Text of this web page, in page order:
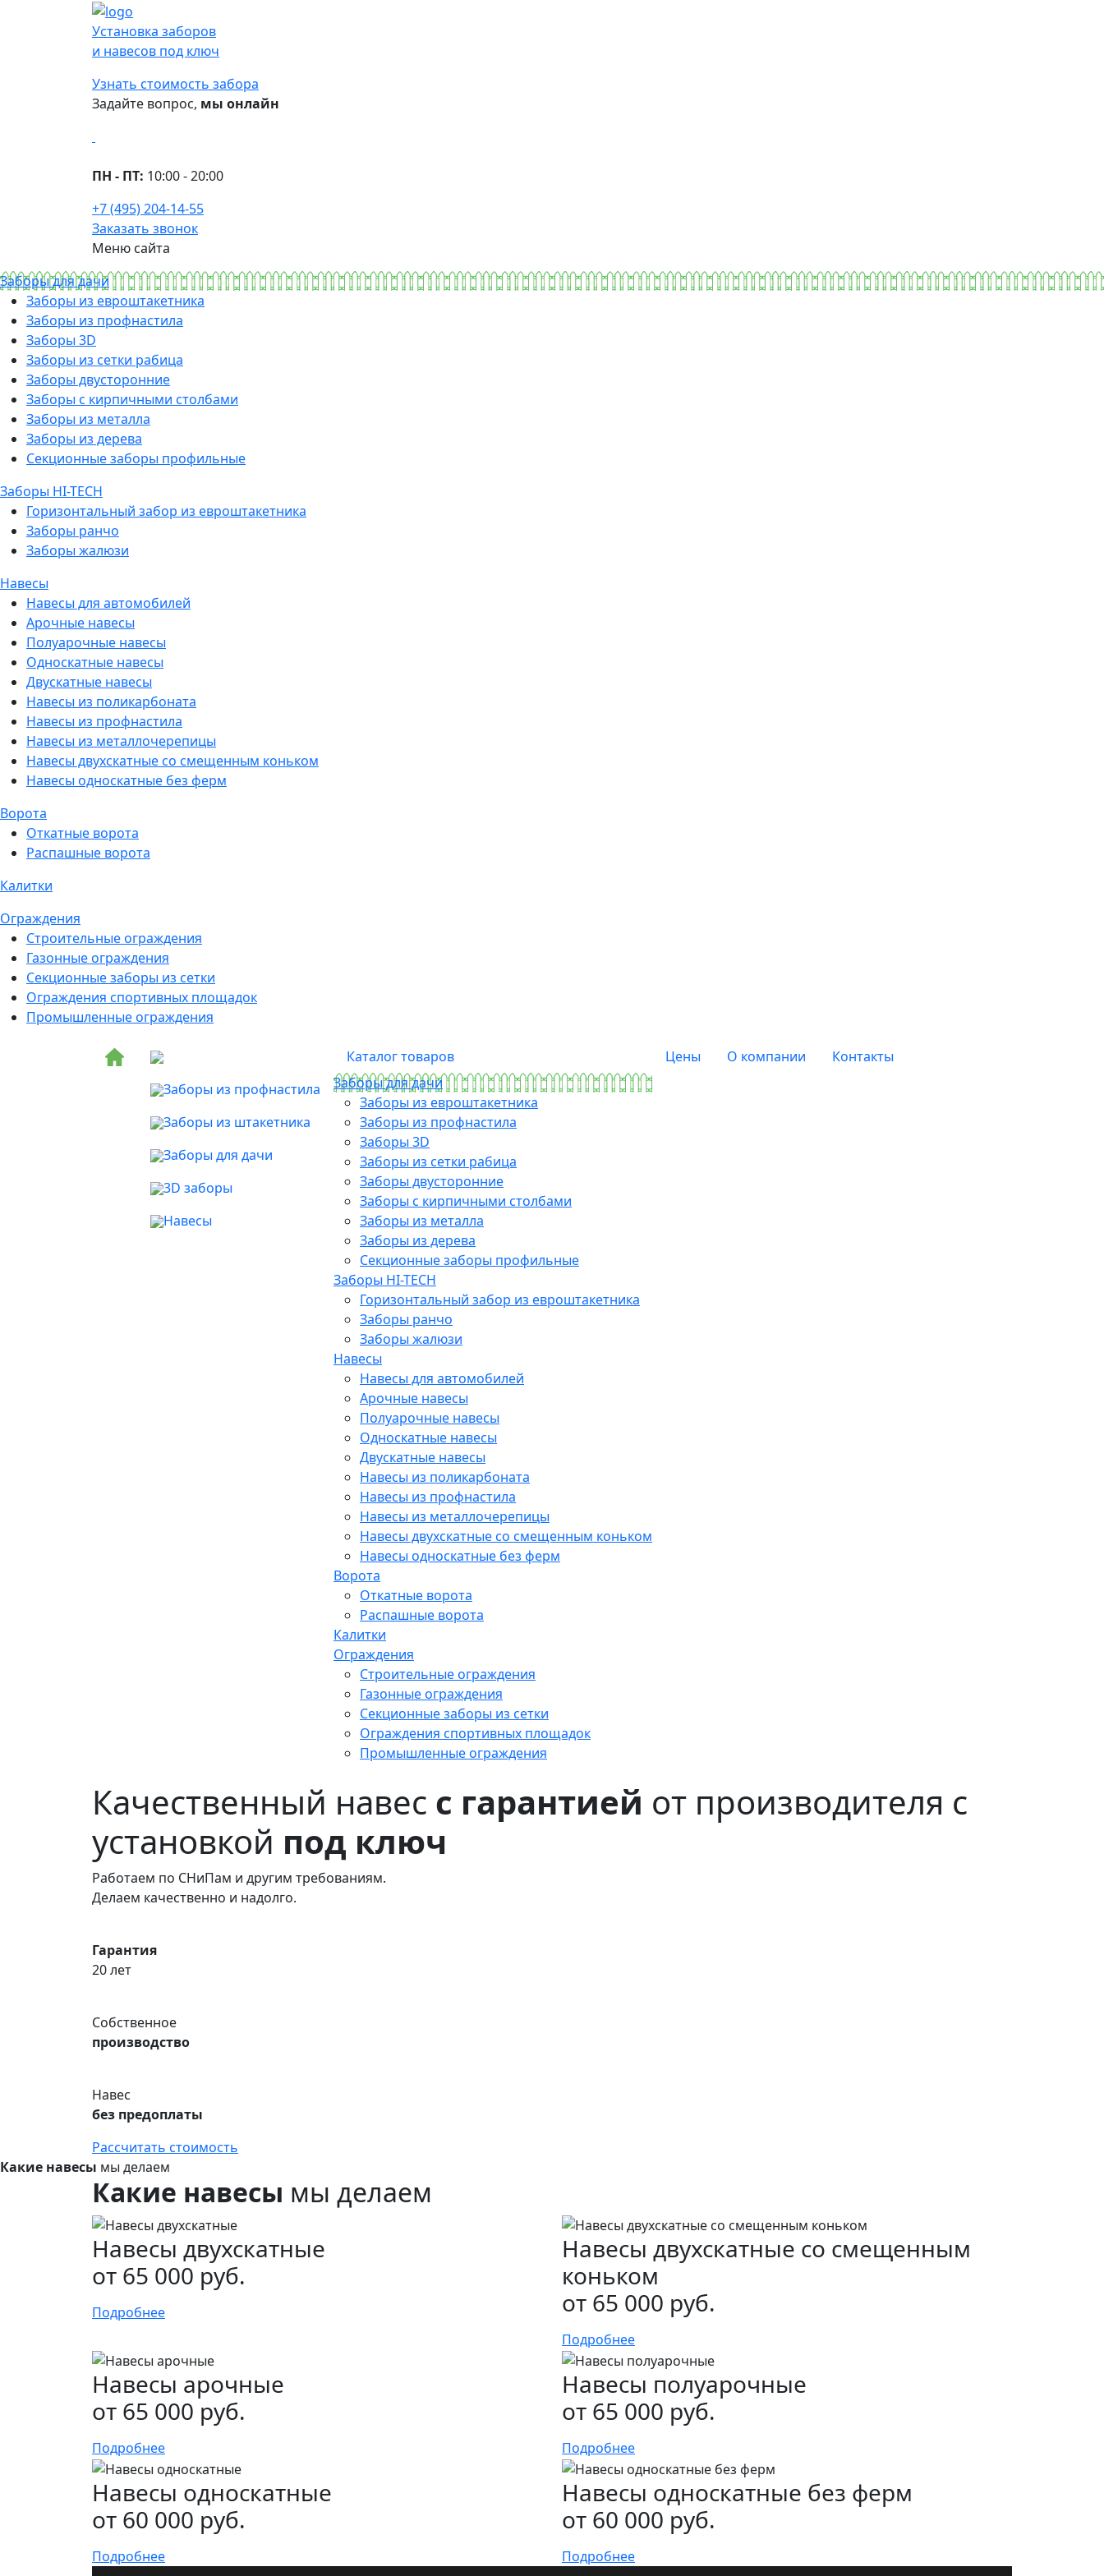
Установка заборов
и навесов под ключ
Узнать стоимость забора
Задайте вопрос, мы онлайн
ПН - ПТ: 10:00 - 20:00
+7 (495) 204-14-55
Заказать звонок
Меню сайта
Заборы для дачи
Заборы из евроштакетника
Заборы из профнастила
Заборы 3D
Заборы из сетки рабица
Заборы двусторонние
Заборы с кирпичными столбами
Заборы из металла
Заборы из дерева
Секционные заборы профильные
Заборы HI-TECH
Горизонтальный забор из евроштакетника
Заборы ранчо
Заборы жалюзи
Навесы
Навесы для автомобилей
Арочные навесы
Полуарочные навесы
Односкатные навесы
Двускатные навесы
Навесы из поликарбоната
Навесы из профнастила
Навесы из металлочерепицы
Навесы двухскатные со смещенным коньком
Навесы односкатные без ферм
Ворота
Откатные ворота
Распашные ворота
Калитки
Ограждения
Строительные ограждения
Газонные ограждения
Секционные заборы из сетки
Ограждения спортивных площадок
Промышленные ограждения
Заборы из профнастила
Заборы из штакетника
Заборы для дачи
3D заборы
Навесы
Каталог товаров
Заборы для дачи
Заборы из евроштакетника
Заборы из профнастила
Заборы 3D
Заборы из сетки рабица
Заборы двусторонние
Заборы с кирпичными столбами
Заборы из металла
Заборы из дерева
Секционные заборы профильные
Заборы HI-TECH
Горизонтальный забор из евроштакетника
Заборы ранчо
Заборы жалюзи
Навесы
Навесы для автомобилей
Арочные навесы
Полуарочные навесы
Односкатные навесы
Двускатные навесы
Навесы из поликарбоната
Навесы из профнастила
Навесы из металлочерепицы
Навесы двухскатные со смещенным коньком
Навесы односкатные без ферм
Ворота
Откатные ворота
Распашные ворота
Калитки
Ограждения
Строительные ограждения
Газонные ограждения
Секционные заборы из сетки
Ограждения спортивных площадок
Промышленные ограждения
Цены О компании Контакты
Качественный навес с гарантией от производителя с
установкой под ключ
Работаем по СНиПам и другим требованиям.
Делаем качественно и надолго.
Гарантия
20 лет
Собственное
производство
Навес
без предоплаты
Рассчитать стоимость
Какие навесы мы делаем
Какие навесы мы делаем
Навесы двухскатные
от 65 000 руб.
Подробнее
Навесы двухскатные со смещенным
коньком
от 65 000 руб.
Подробнее
Навесы арочные
от 65 000 руб.
Подробнее
Навесы полуарочные
от 65 000 руб.
Подробнее
Навесы односкатные
от 60 000 руб.
Подробнее
Навесы односкатные без ферм
от 60 000 руб.
Подробнее